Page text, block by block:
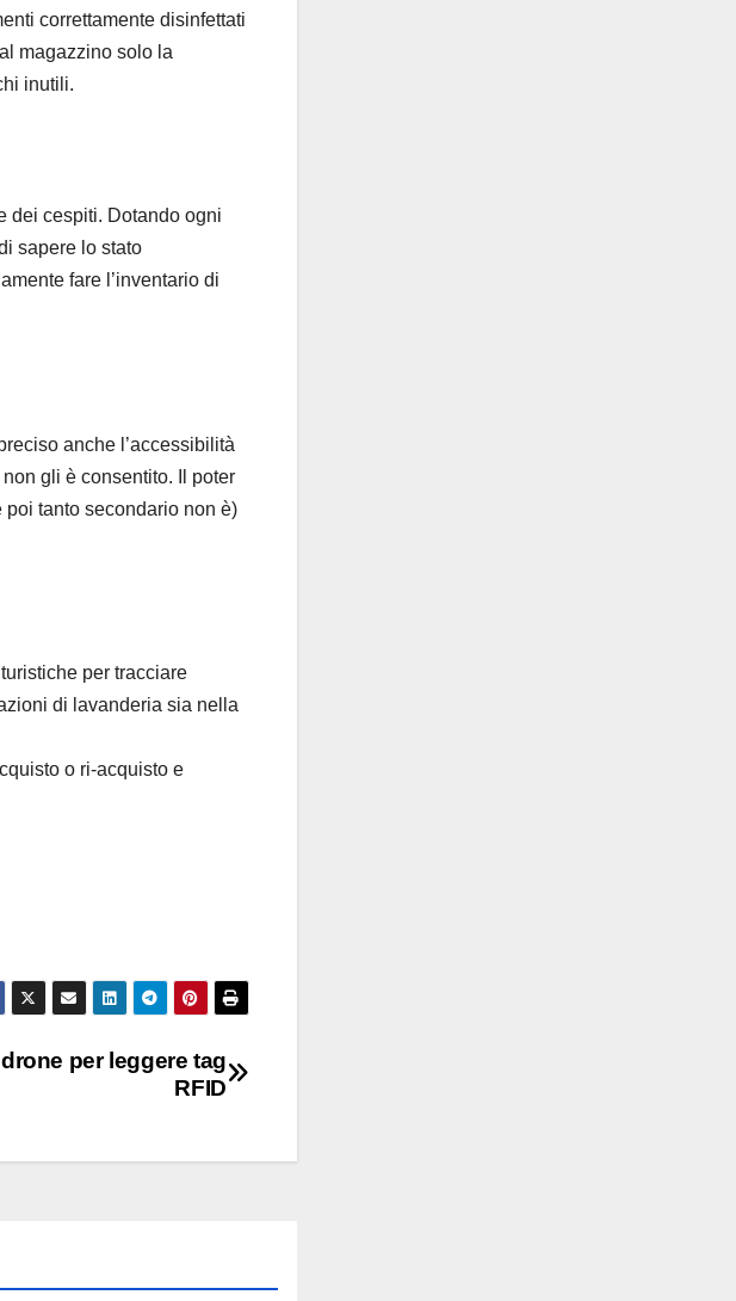
correttamente disinfettati
magazzino solo la
inutili.
dei cespiti. Dotando ogni
sapere lo stato
fare l’inventario di
anche l’accessibilità
gli è consentito. Il poter
tanto secondario non è)
per tracciare
di lavanderia sia nella
o ri-acquisto e
per leggere tag
RFID